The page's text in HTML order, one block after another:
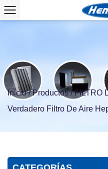
Inicio/Productos/FILTRO
Verdadero Filtro De Aire